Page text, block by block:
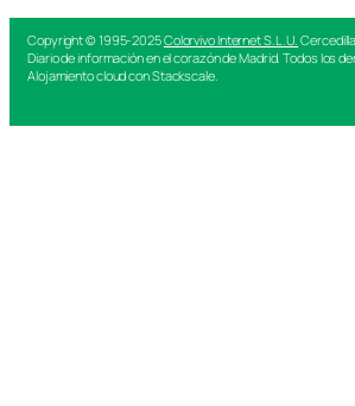
Copyright © 1995-2025Colorvivo Internet S.L.U.
Diario de información en el corazón de Madrid. Todos los
Alojamiento cloud con Stackscale.